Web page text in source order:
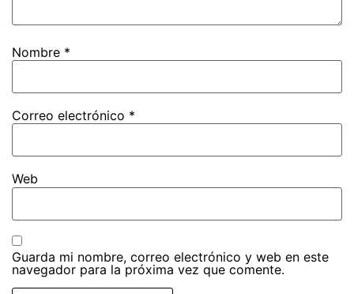
Nombre *
Correo electrónico *
Web
Guarda mi nombre, correo electrónico y web en este
navegador para la próxima vez que comente.